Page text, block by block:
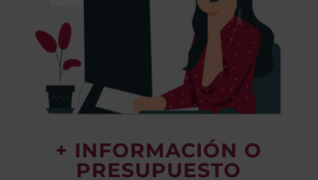
+ INFORMACIÓN O
PRESUPUESTO